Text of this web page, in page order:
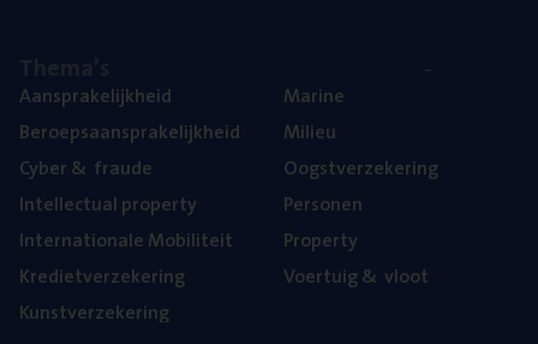
Aan­spra­ke­lijk­heid
Beroeps­aan­spra­ke­lijk­heid
Cyber& fraude
Intel­lec­tu­al property
Inter­na­ti­o­na­le Mobiliteit
Kre­diet­ver­ze­ke­ring
Kunst­ver­ze­ke­ring
Mari­ne
Mili­eu
Oogst­ver­ze­ke­ring
Per­so­nen
Pro­per­ty
Voer­tuig& vloot